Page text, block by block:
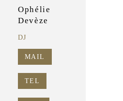
Ophélie
Devèze
DJ
MAIL
TEL